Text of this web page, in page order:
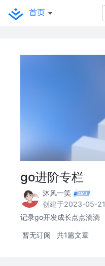
首页
go进阶专栏
沐风一笑
创建于2023-05-21
记录go开发成长点点滴滴
暂无订阅 共1篇文章